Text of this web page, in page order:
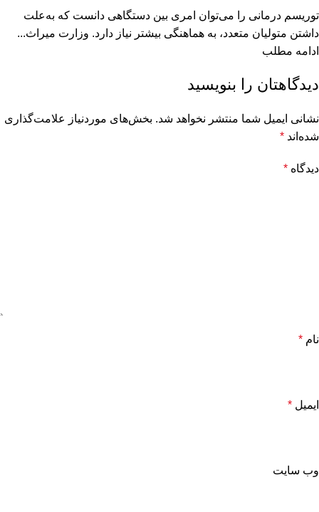
توریسم درمانی را می‌توان امری بین دستگاهی دانست که به‌علت
داشتن متولیان متعدد، به هماهنگی بیشتر نیاز دارد. وزارت میراث...
ادامه مطلب
دیدگاهتان را بنویسید
نشانی ایمیل شما منتشر نخواهد شد. بخش‌های موردنیاز علامت‌گذاری
شده‌اند *
دیدگاه *
نام *
ایمیل *
وب‌ سایت